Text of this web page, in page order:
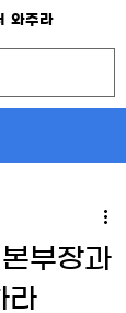
와주라
부장과
라